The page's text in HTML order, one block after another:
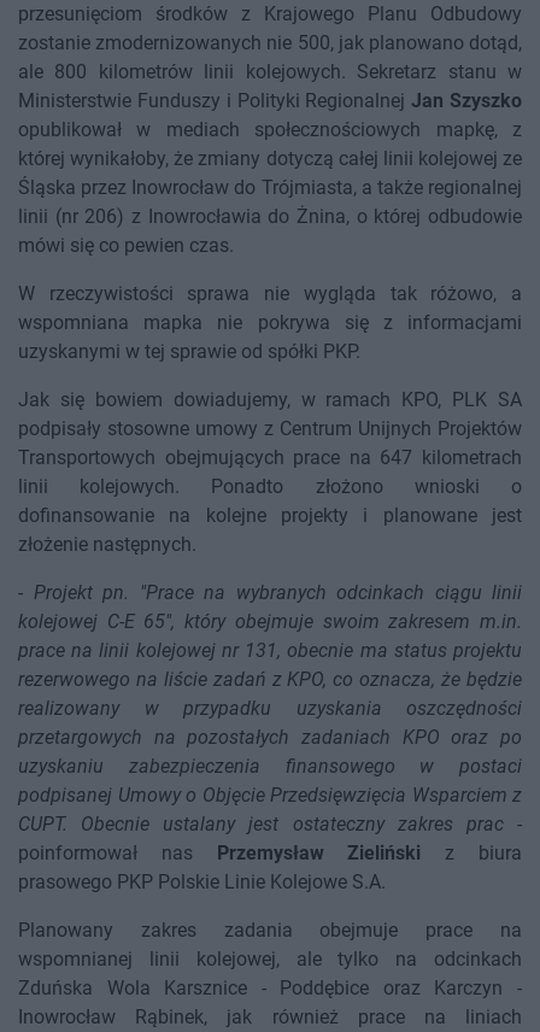
przesunięciom środków z Krajowego Planu Odbudowy
zostanie zmodernizowanych nie 500, jak planowano dotąd,
ale 800 kilometrów linii kolejowych. Sekretarz stanu w
Ministerstwie Funduszy i Polityki RegionalnejJan Szyszko
opublikował w mediach społecznościowych mapkę, z
której wynikałoby, że zmiany dotyczą całej linii kolejowej ze
Śląska przez Inowrocław do Trójmiasta, a także regionalnej
linii (nr 206) z Inowrocławia do Żnina, o której odbudowie
mówi się co pewien czas.
W rzeczywistości sprawa nie wygląda tak różowo, a
wspomniana mapka nie pokrywa się z informacjami
uzyskanymi w tej sprawie od spółki PKP.
Jak się bowiem dowiadujemy, w ramach KPO, PLK SA
podpisały stosowne umowy z Centrum Unijnych Projektów
Transportowych obejmujących prace na 647 kilometrach
linii kolejowych. Ponadto złożono wnioski o
dofinansowanie na kolejne projekty i planowane jest
złożenie następnych.
- Projekt pn. "Prace na wybranych odcinkach ciągu linii
kolejowej C-E 65", który obejmuje swoim zakresem m.in.
prace na linii kolejowej nr 131, obecnie ma status projektu
rezerwowego na liście zadań z KPO, co oznacza, że będzie
realizowany w przypadku uzyskania oszczędności
przetargowych na pozostałych zadaniach KPO oraz po
uzyskaniu zabezpieczenia finansowego w postaci
podpisanej Umowy o Objęcie Przedsięwzięcia Wsparciem z
CUPT. Obecnie ustalany jest ostateczny zakres prac-
poinformował nas Przemysław Zieliński z biura
prasowego PKP Polskie Linie Kolejowe S.A.
Planowany zakres zadania obejmuje prace na
wspomnianej linii kolejowej, ale tylko na odcinkach
Zduńska Wola Karsznice - Poddębice oraz Karczyn -
Inowrocław Rąbinek, jak również prace na liniach